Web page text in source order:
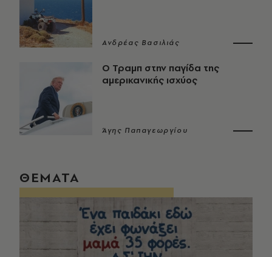
Ανδρέας Βασιλιάς
Ο Τραμπ στην παγίδα της
αμερικανικής ισχύος
Άγης Παπαγεωργίου
ΘΕΜΑΤΑ